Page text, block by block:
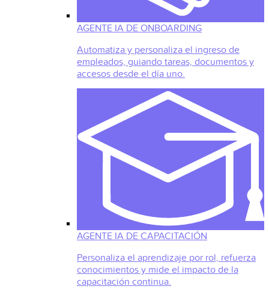
AGENTE IA DE ONBOARDING
Automatiza y personaliza el ingreso de
empleados, guiando tareas, documentos y
accesos desde el día uno.
AGENTE IA DE CAPACITACIÓN
Personaliza el aprendizaje por rol, refuerza
conocimientos y mide el impacto de la
capacitación continua.